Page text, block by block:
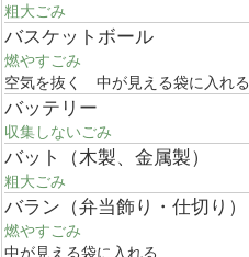
粗大ごみ
バスケットボール
燃やすごみ
空気を抜く 中が見える袋に入れる
バッテリー
収集しないごみ
バット（木製、金属製）
粗大ごみ
バラン（弁当飾り・仕切り）
燃やすごみ
中が見える袋に入れる